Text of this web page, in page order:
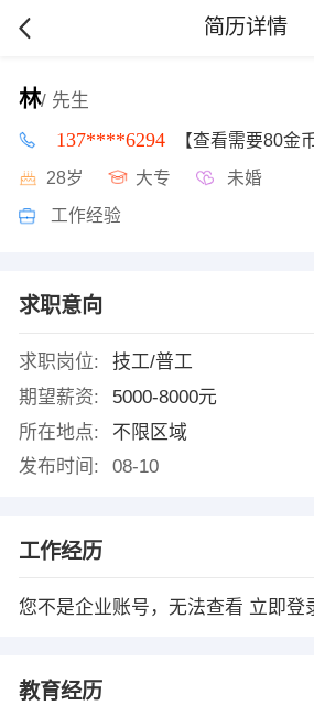
简历详情
林/ 先生
137****6294 【查看需要80金币
28岁 大专 未婚
工作经验
求职意向
求职岗位:
技工/普工
期望薪资:
5000-8000元
所在地点:
不限区域
发布时间:
08-10
工作经历
您不是企业账号，无法查看 立即登
教育经历